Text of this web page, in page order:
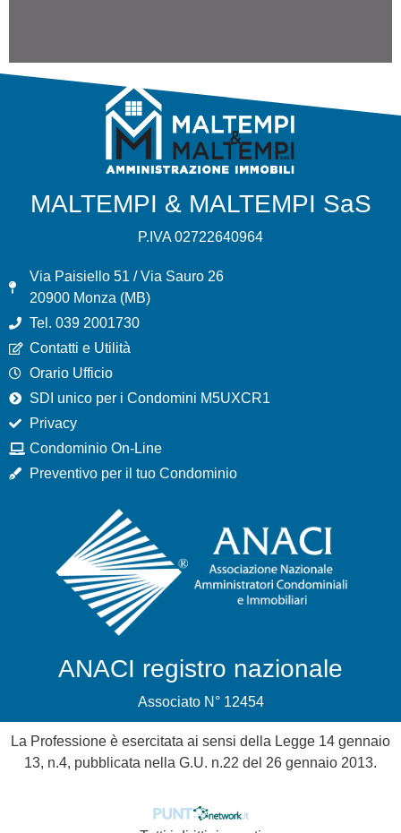
MALTEMPI & MALTEMPI SaS
P.IVA 02722640964
Via Paisiello 51 / Via Sauro 26
20900 Monza (MB)
Tel. 039 2001730
Contatti e Utilità
Orario Ufficio
SDI unico per i Condomini M5UXCR1
Privacy
Condominio On-Line
Preventivo per il tuo Condominio
ANACI registro nazionale
Associato N° 12454
La Professione è esercitata ai sensi della Legge 14 gennaio
13, n.4, pubblicata nella G.U. n.22 del 26 gennaio 2013.